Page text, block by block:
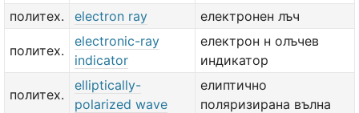
политех.
electron ray електронен лъч
политех.
electronic-ray
indicator
електрон н олъчев
индикатор
политех.
elliptically-
polarized wave
елиптично
поляризирана вълна